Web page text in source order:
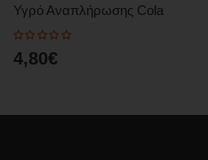
Υγρό Αναπλήρωσης Cola
4,80€